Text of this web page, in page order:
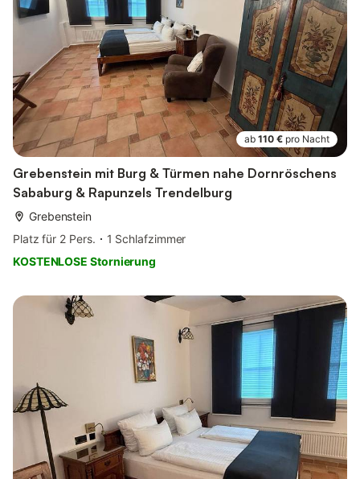
ab 110 € pro Nacht
Grebenstein mit Burg & Türmen nahe Dornröschens
Sababurg & Rapunzels Trendelburg
Grebenstein
Platz für 2 Pers.
1 Schlafzimmer
KOSTENLOSE Stornierung